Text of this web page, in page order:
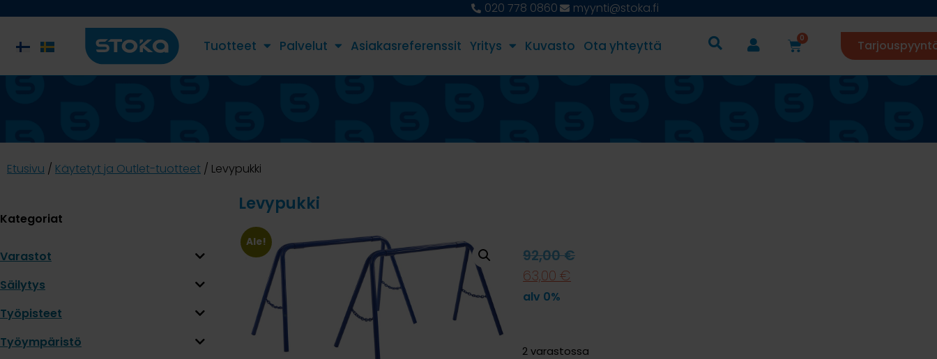
020 778 0860 myynti@stoka.fi
Tuotteet Palvelut Asiakasreferenssit Yritys Kuvasto Ota yhteyttä 0
Etusivu / Käytetyt ja Outlet-tuotteet / Levypukki
Kategoriat
Varastot
Säilytys
Työpisteet
Työympäristö
Levypukki
Ale!
92,00€
63,00€
alv 0%
2 varastossa